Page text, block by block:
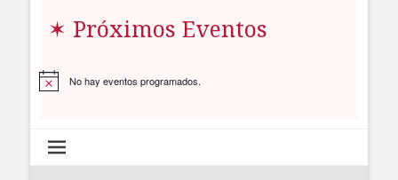
✶ Próximos Eventos
Aviso No hay eventos programados.